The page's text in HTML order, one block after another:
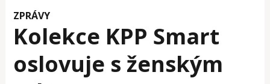
ZPRÁVY
Kolekce KPP Smart
oslovuje s ženským